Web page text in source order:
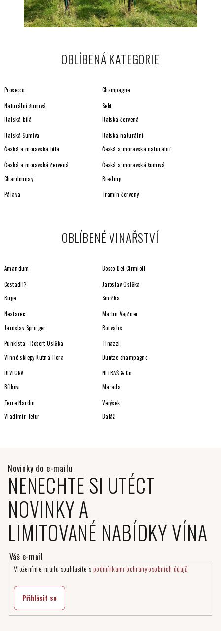
OBLÍBENÁ KATEGORIE
Prosecco Champagne
Naturální šumivá
Sekt
Italská bílá
Italská červená
Italská šumivá
Italská naturální
Česká a moravská bílá
Česká a moravská naturální
Česká a moravská červená
Česká a moravská šumivá
Chardonnay
Riesling
Pálava Tramín červený
OBLÍBENÉ VINAŘSTVÍ
Amandum Bosco Dei Cirmioli
Costadil?
Jaroslav Osička
Ruge
Smrčka
Nestarec
Martin Vajčner
Jaroslav Springer
Rouvalis
Punkista - Robert Osička
Tinazzi
Vinné sklepy Kutná Hora
Duntze champagne
DIVIGNA
NEPRAŠ & Co
Bílkovi
Marada
Terre Nardin
Verýsek
Vladimír Tetur
Baláž
NENECHTE SI UTÉCT
NOVINKY A
LIMITOVANÉ NABÍDKY VÍNA
Vložením e-mailu souhlasíte s podmínkami ochrany osobních údajů
Přihlásit se